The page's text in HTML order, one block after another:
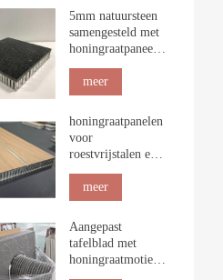
5mm natuursteen
samengesteld met
honingraatpaneel
meer
honingraatpanelen
voor
roestvrijstalen en
tafelbladen
meer
Aangepast
tafelblad met
honingraatmotief